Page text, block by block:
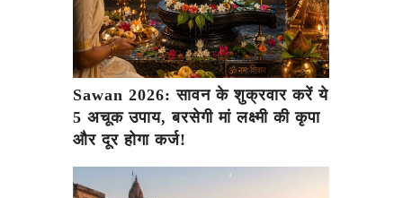
Sawan 2026: सावन के शुक्रवार करें ये
5 अचूक उपाय, बरसेगी मां लक्ष्मी की कृपा
और दूर होगा कर्ज!